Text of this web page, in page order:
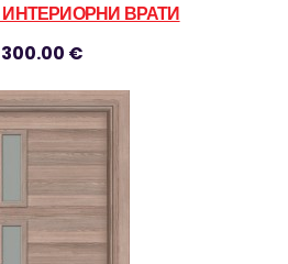
ИНТЕРИОРНИ ВРАТИ
300.00 €